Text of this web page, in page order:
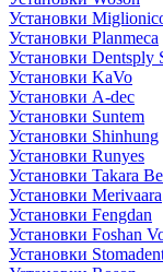
Установки
Установки Planmeca
Установки Dentsply
Установки KaVo
Установки A-dec
Установки Suntem
Установки Shinhung
Установки Runyes
Установки Takara
Установки Merivaara
Установки Fengdan
Установки Foshan
Установки